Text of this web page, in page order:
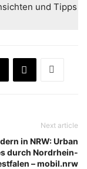
und Tipps
Next article
in NRW: Urban
durch Nordrhein-
– mobil.nrw